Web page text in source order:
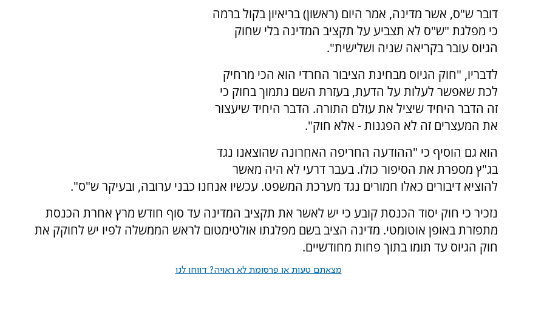
דובר ש"ס, אשר מדינה, אמר היום (ראשון) בריאיון בקול ברמה
כי מפלגת "ש"ס לא תצביע על תקציב המדינה בלי שחוק
הגיוס עובר בקריאה שניה ושלישית".
לדבריו, "חוק הגיוס מבחינת הציבור החרדי הוא הכי מרחיק
לכת שאפשר לעלות על הדעת, בעזרת השם נתמוך בחוק כי
זה הדבר היחיד שיציל את עולם התורה. הדבר היחיד שיעצור
את המעצרים זה לא הפגנות - אלא חוק".
הוא גם הוסיף כי "ההודעה החריפה האחרונה שהוצאנו נגד
בג"ץ מספרת את הסיפור כולו. בעבר דרעי לא היה מאשר
להוציא דיבורים כאלו חמורים נגד מערכת המשפט. עכשיו אנחנו כבני ערובה, ובעיקר ש"ס".
נזכיר כי חוק יסוד הכנסת קובע כי יש לאשר את תקציב המדינה עד סוף חודש מרץ אחרת הכנסת
מתפזרת באופן אוטומטי. מדינה הציב בשם מפלגתו אולטימטום לראש הממשלה לפיו יש לחוקק את
חוק הגיוס עד תומו בתוך פחות מחודשיים.
מצאתם טעות או פרסומת לא ראויה? דווחו לנו